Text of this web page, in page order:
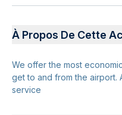
À Propos De Cette
We offer the most
get to and from the airport.
service